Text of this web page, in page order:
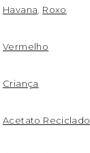
Havana Roxo
Vermelho
Criança
Acetato Reciclado